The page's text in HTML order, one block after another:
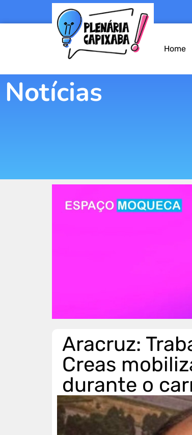
Home
Notícias
Aracruz:
Creas
durante o